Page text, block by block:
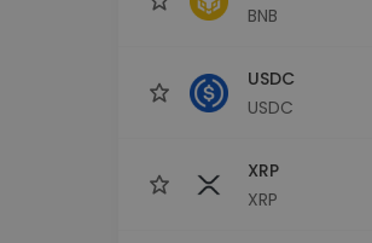
BNB
USDC
USDC
XRP
XRP